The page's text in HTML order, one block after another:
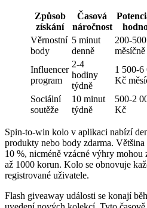
Způsob
získání
Časová
náročnost
Věrnostní
body
5 minut
denně
200-
měsíčně
Influencer
program
2-4
hodiny
týdně
1 500-6
Kč
Sociální
soutěže
10 minut
týdně
500-2
Kč
Spin-to-win kolo v aplikaci nabízí
produkty nebo body zdarma.
10 %, nicméně vzácné výhry
až 1000 korun. Kolo se obnovuje
registrované uživatele.
Flash giveaway události se konají